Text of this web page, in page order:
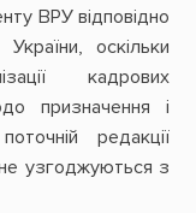
ВРУ відповідно
оскільки
кадрових
призначення і
редакції
узгоджуються з